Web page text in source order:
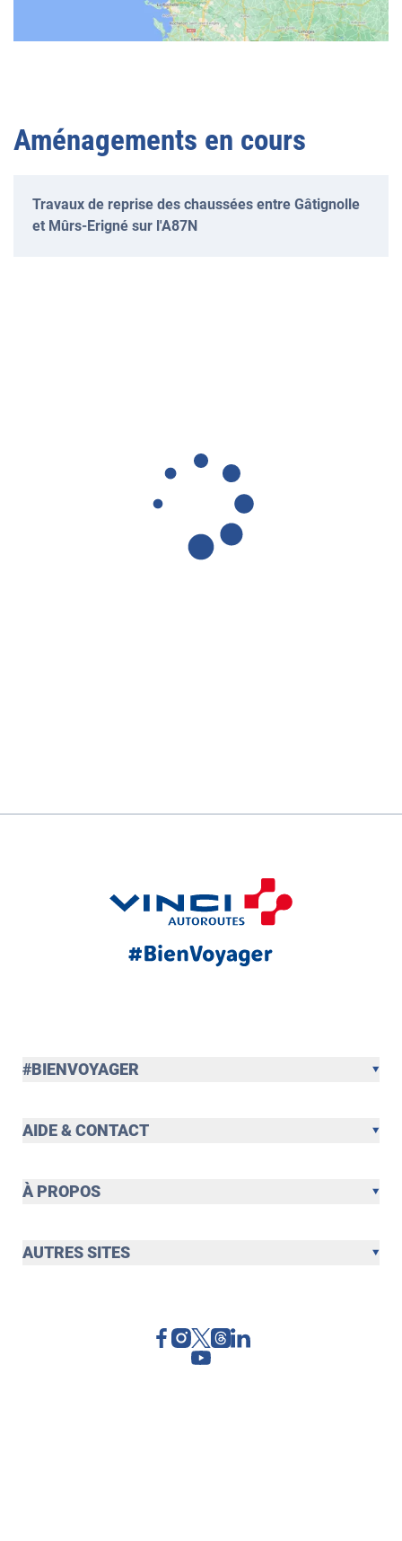
Aménagements en cours
Travaux de reprise des chaussées entre Gâtignolle
et Mûrs-Erigné sur l'A87N
#BIENVOYAGER
AIDE & CONTACT
À PROPOS
AUTRES SITES